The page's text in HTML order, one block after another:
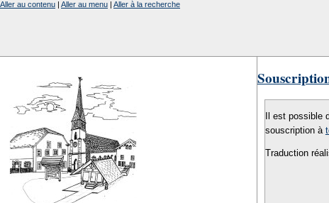
Aller au contenu | Aller au menu | Aller à la recherche
Il est possible
souscription à
Traduction